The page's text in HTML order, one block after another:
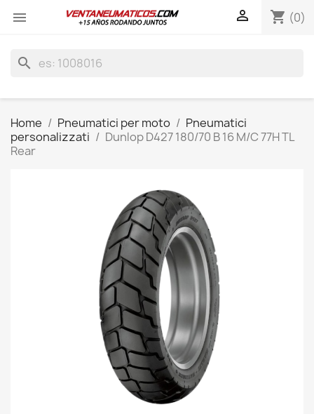
 shopping_cart (0)

search
Home Pneumatici per moto
Pneumatici
personalizzati
Dunlop D427 180/70 B 16 M/C 77H TL
Rear